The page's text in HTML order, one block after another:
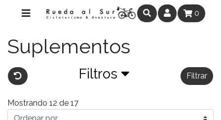
0
Suplementos
Filtros Filtrar
Mostrando 12 de 17